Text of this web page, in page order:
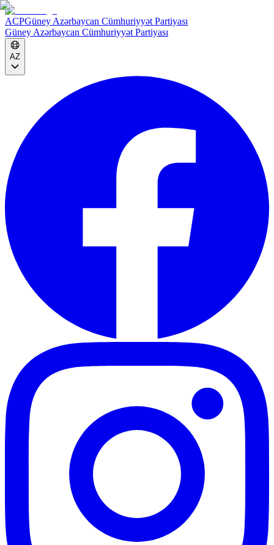
ACPGüney Azərbaycan Cümhuriyyət Partiyası
Güney Azərbaycan Cümhuriyyət Partiyası
AZ